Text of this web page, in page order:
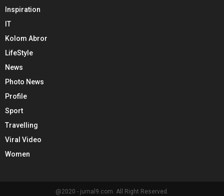
Inspiration
IT
Kolom Abror
LifeStyle
News
Photo News
Profile
Sport
Travelling
Viral Video
Women
@2020 - jurnal9.com. All Right Reserved.